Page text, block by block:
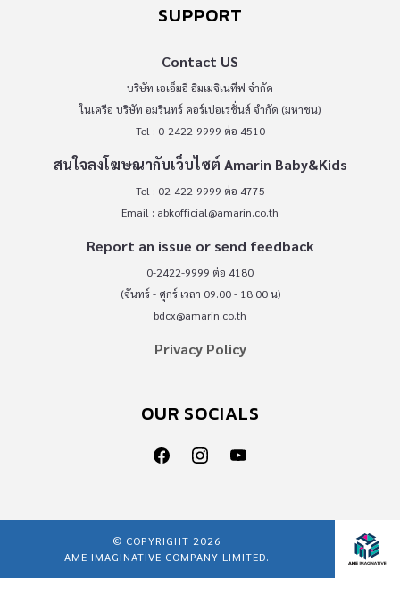
SUPPORT
Contact US
บริษัท เอเอ็มอี อิมเมจิเนทีฟ จำกัด
ในเครือ บริษัท อมรินทร์ คอร์เปอเรชั่นส์ จำกัด (มหาชน)
Tel : 0-2422-9999 ต่อ 4510
สนใจลงโฆษณากับเว็บไซต์ Amarin Baby&Kids
Tel : 02-422-9999 ต่อ 4775
Email : abkofficial@amarin.co.th
Report an issue or send feedback
0-2422-9999 ต่อ 4180
(จันทร์ - ศุกร์ เวลา 09.00 - 18.00 น)
bdcx@amarin.co.th
Privacy Policy
OUR SOCIALS
© COPYRIGHT 2026
AME IMAGINATIVE COMPANY LIMITED.